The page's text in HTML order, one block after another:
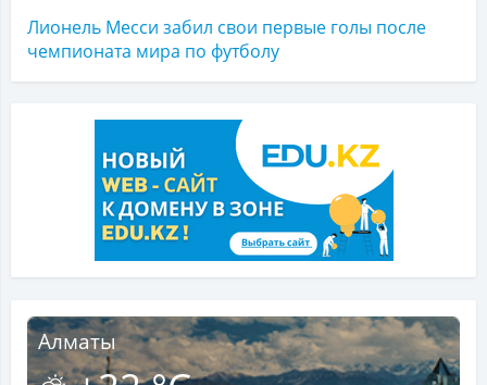
Лионель Месси забил свои первые голы после
чемпионата мира по футболу
Алматы